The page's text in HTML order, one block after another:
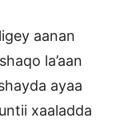
aanan
la’aan
ayaa
xaaladda